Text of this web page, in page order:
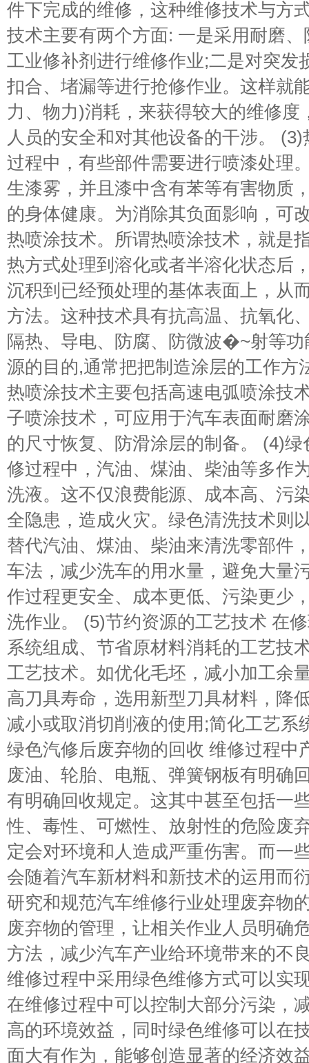
件下完成的维修，这种维修技术与方
技术主要有两个方面: 一是采用耐磨
工业修补剂进行维修作业;二是对突发
扣合、堵漏等进行抢修作业。这样就
力、物力)消耗，来获得较大的维修度
人员的安全和对其他设备的干涉。
过程中，有些部件需要进行喷漆处理
生漆雾，并且漆中含有苯等有害物质
的身体健康。为消除其负面影响，可
热喷涂技术。所谓热喷涂技术，就是
热方式处理到溶化或者半溶化状态后
沉积到已经预处理的基体表面上，从
方法。这种技术具有抗高温、抗氧化
隔热、导电、防腐、防微波�~射等
源的目的,通常把把制造涂层的工作方
热喷涂技术主要包括高速电弧喷涂技
子喷涂技术，可应用于汽车表面耐磨
的尺寸恢复、防滑涂层的制备。 (4)
修过程中，汽油、煤油、柴油等多作
洗液。这不仅浪费能源、成本高、污
全隐患，造成火灾。绿色清洗技术则
替代汽油、煤油、柴油来清洗零部件
车法，减少洗车的用水量，避免大量
作过程更安全、成本更低、污染更少
洗作业。 (5)节约资源的工艺技术 在
系统组成、节省原材料消耗的工艺技
工艺技术。如优化毛坯，减小加工余
高刀具寿命，选用新型刀具材料，降
减小或取消切削液的使用;简化工艺系
绿色汽修后废弃物的回收 维修过程中
废油、轮胎、电瓶、弹簧钢板有明确
有明确回收规定。这其中甚至包括一
性、毒性、可燃性、放射性的危险废
定会对环境和人造成严重伤害。而一
会随着汽车新材料和新技术的运用而
研究和规范汽车维修行业处理废弃物
废弃物的管理，让相关作业人员明确
方法，减少汽车产业给环境带来的不
维修过程中采用绿色维修方式可以实
在维修过程中可以控制大部分污染，
高的环境效益，同时绿色维修可以在
面大有作为，能够创造显著的经济效